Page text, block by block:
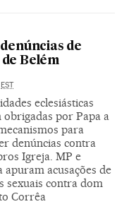
de
Belém
EST
eclesiásticas
por Papa a
para
denúncias contra
Igreja. MP e
apuram acusações de
sexuais contra dom
Corrêa